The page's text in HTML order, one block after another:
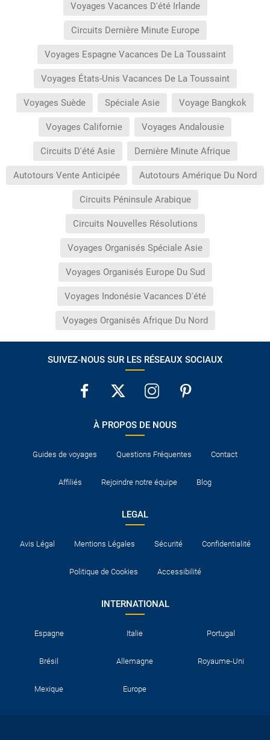
Voyages Vacances D'été Irlande
Circuits Dernière Minute Europe
Voyages Espagne Vacances De La Toussaint
Voyages États-Unis Vacances De La Toussaint
Voyages Suède Spéciale Asie Voyage Bangkok
Voyages Californie Voyages Andalousie
Circuits D'été Asie Dernière Minute Afrique
Autotours Vente Anticipée Autotours Amérique Du Nord
Circuits Péninsule Arabique
Circuits Nouvelles Résolutions
Voyages Organisés Spéciale Asie
Voyages Organisés Europe Du Sud
Voyages Indonésie Vacances D'été
Voyages Organisés Afrique Du Nord
SUIVEZ-NOUS SUR LES RÉSEAUX SOCIAUX
À PROPOS DE NOUS
Guides de voyages Questions Fréquentes Contact
Affiliés Rejoindre notre équipe Blog
LEGAL
Avis Légal Mentions Légales Sécurité Confidentialité
Politique de Cookies Accessibilité
INTERNATIONAL
Espagne Italie Portugal
Brésil Allemagne Royaume-Uni
Mexique Europe